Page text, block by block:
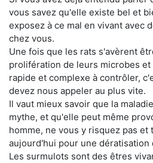
vous savez qu'elle existe bel et
exposez à ce mal en vivant avec
chez vous.
Une fois que les rats s'avèrent
prolifération de leurs microbes
rapide et complexe à contrôler,
devez nous appeler au plus vite.
Il vaut mieux savoir que la
mythe, et qu'elle peut même
homme, ne vous y risquez pas
aujourd'hui pour une dératisation
Les surmulots sont des êtres